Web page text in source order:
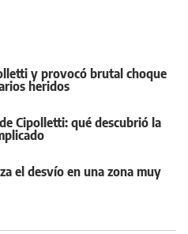
y provocó brutal choque
heridos
Cipolletti: qué descubrió la
el desvío en una zona muy